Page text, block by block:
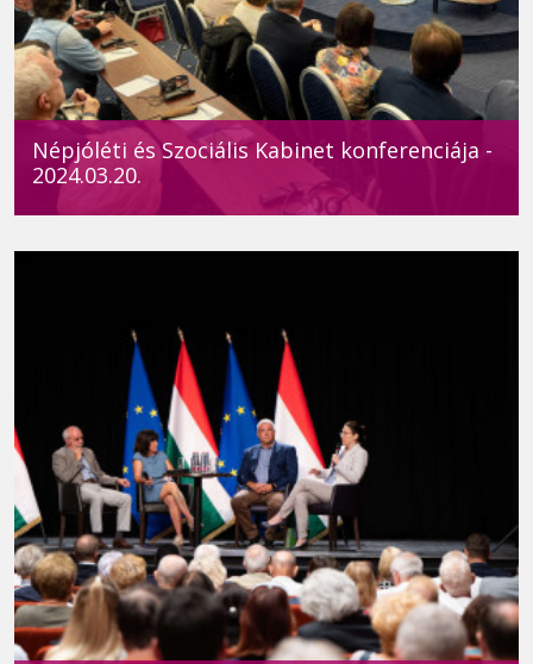
Népjóléti és Szociális Kabinet konferenciája -
2024.03.20.